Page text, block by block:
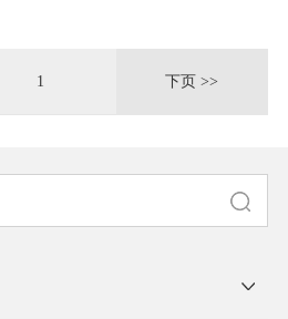
1 下页 >>